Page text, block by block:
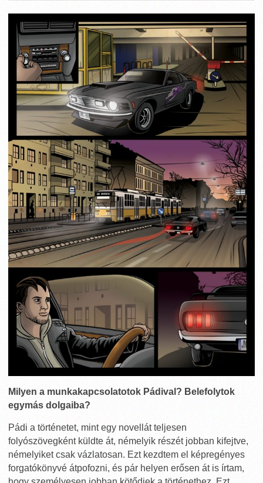
Milyen a munkakapcsolatotok Pádival? Belefolytok
egymás dolgaiba?
Pádi a történetet, mint egy novellát teljesen
folyószövegként küldte át, némelyik részét jobban kifejtve,
némelyiket csak vázlatosan. Ezt kezdtem el képregényes
forgatókönyvé átpofozni, és pár helyen erősen át is írtam,